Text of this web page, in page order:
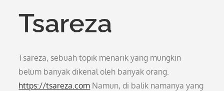
Tsareza
Tsareza, sebuah topik menarik yang mungkin
belum banyak dikenal oleh banyak orang.
https://tsareza.com Namun, di balik namanya yang